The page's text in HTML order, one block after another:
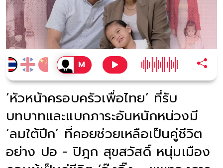
‘หัวหน้าครอบครัวเพื่อไทย’ ที่รับ
บทบาทและแบกภาระอันหนักหน่วงมี
‘ลมใต้ปีก’ ที่คอยช่วยเหลือเป็นคู่ชีวิต
อย่าง ปอ - ปิฎก สุขสวัสดิ์ หนุ่มเมือง